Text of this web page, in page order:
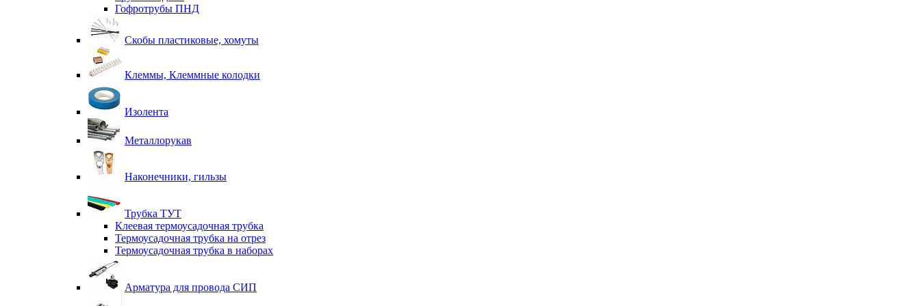
Гофротрубы ПНД
Скобы пластиковые, хомуты
Клеммы, Клеммные колодки
Изолента
Металлорукав
Наконечники, гильзы
Трубка ТУТ
Клеевая термоусадочная трубка
Термоусадочная трубка на отрез
Термоусадочная трубка в наборах
Арматура для провода СИП